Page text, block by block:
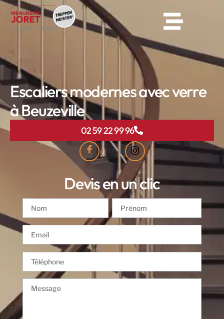
Escaliers modernes avec verre
à Beuzeville
02 59 22 99 96
Devis en un clic